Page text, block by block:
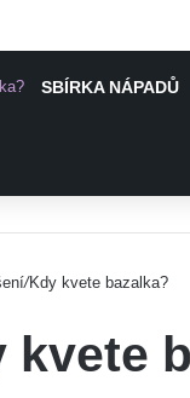
SBÍRKA NÁPADŮ
/Kdy kvete bazalka?
kvete